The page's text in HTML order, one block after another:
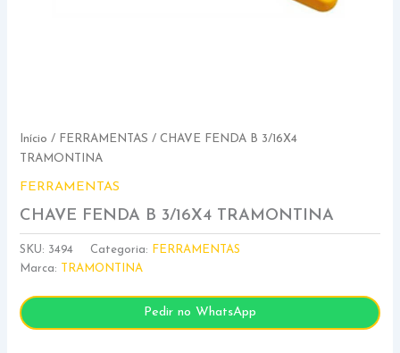
Início / FERRAMENTAS / CHAVE FENDA B 3/16X4
TRAMONTINA
FERRAMENTAS
CHAVE FENDA B 3/16X4 TRAMONTINA
SKU: 3494 Categoria:
FERRAMENTAS
Marca:
TRAMONTINA
Pedir no WhatsApp